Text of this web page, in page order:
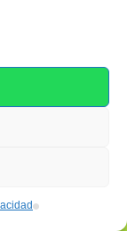
un
de un
fuerza,
que está
información